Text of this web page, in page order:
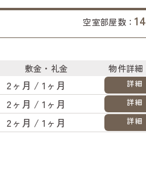
空室部屋数：14
敷金・礼金 物件詳細
2ヶ月 / 1ヶ月 詳細
2ヶ月 / 1ヶ月 詳細
2ヶ月 / 1ヶ月 詳細